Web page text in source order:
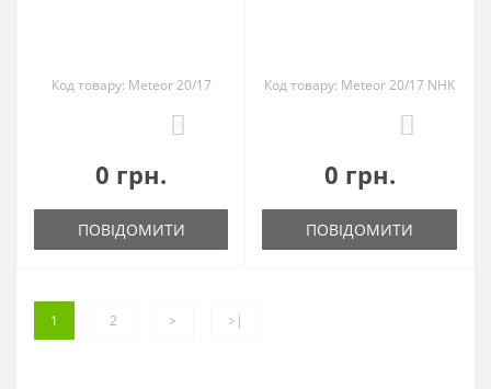
Код товару: Meteor 20/17
0 грн.
ПОВІДОМИТИ
Код товару: Meteor 20/17 NHK
0 грн.
ПОВІДОМИТИ
1 2 > >|